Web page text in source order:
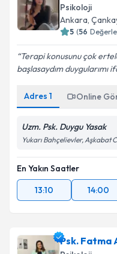
Psikoloji
Ankara,
5 (56
Terapi konusunu çok
başlasaydım duygularımı
Adres 1 Online
Uzm. Psk. Duygu Yasak
Yukarı Bahçelievler, Aşkabat
En Yakın Saatler
13:10
14:00
Psk. Fatma